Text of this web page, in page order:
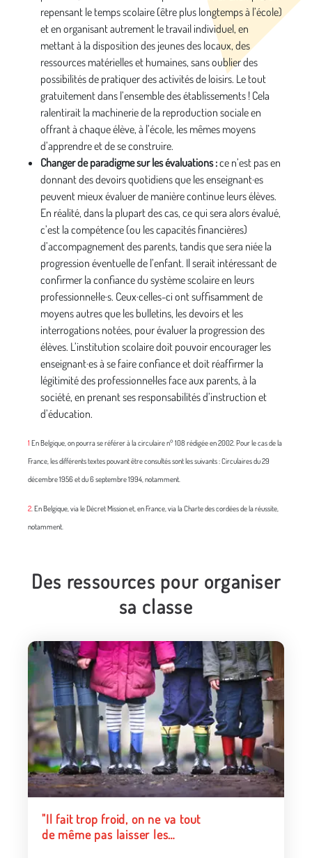
repensant le temps scolaire (être plus longtemps à l’école)
et en organisant autrement le travail individuel, en
mettant à la disposition des jeunes des locaux, des
ressources matérielles et humaines, sans oublier des
possibilités de pratiquer des activités de loisirs. Le tout
gratuitement dans l’ensemble des établissements ! Cela
ralentirait la machinerie de la reproduction sociale en
offrant à chaque élève, à l’école, les mêmes moyens
d’apprendre et de se construire.
Changer de paradigme sur les évaluations :ce n’est pas en
donnant des devoirs quotidiens que les enseignant·es
peuvent mieux évaluer de manière continue leurs élèves.
En réalité, dans la plupart des cas, ce qui sera alors évalué,
c’est la compétence (ou les capacités financières)
d’accompagnement des parents, tandis que sera niée la
progression éventuelle de l’enfant. Il serait intéressant de
confirmer la confiance du système scolaire en leurs
professionnel·le·s. Ceux·celles-ci ont suffisamment de
moyens autres que les bulletins, les devoirs et les
interrogations notées, pour évaluer la progression des
élèves. L’institution scolaire doit pouvoir encourager les
enseignant·es à se faire confiance et doit réaffirmer la
légitimité des professionnel·les face aux parents, à la
société, en prenant ses responsabilités d’instruction et
d’éducation.
1 En Belgique, on pourra se référer à la circulaire n° 108 rédigée en 2002. Pour le cas de la
France, les différents textes pouvant être consultés sont les suivants : Circulaires du 29
décembre 1956 et du 6 septembre 1994, notamment.
2. En Belgique, via le Décret Mission et, en France, via la Charte des cordées de la réussite,
notamment.
Des ressources pour organiser
sa classe
"Il fait trop froid, on ne va tout
de même pas laisser les